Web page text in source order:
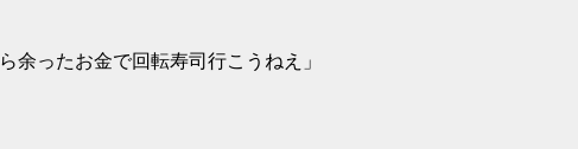
余ったお金で回転寿司行こうねえ」